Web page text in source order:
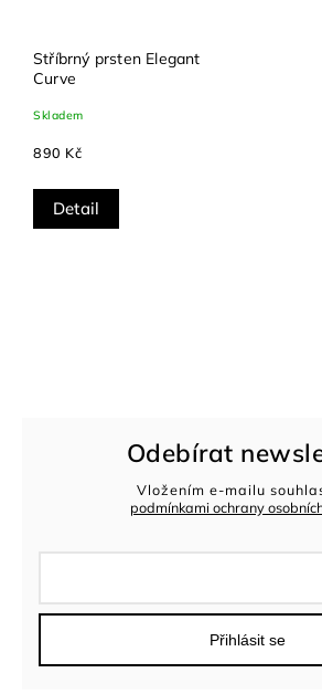
Stříbrný prsten Elegant
Curve
Skladem
890 Kč
Detail
Odebírat
Vložením e-mailu
podmínkami ochrany
Přihlásit se